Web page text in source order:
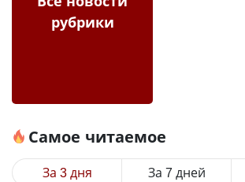
рубрики
Самое читаемое
За 3 дня За 7 дней